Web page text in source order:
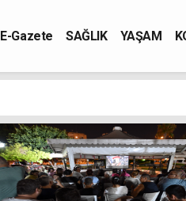
E-Gazete SAĞLIK YAŞAM